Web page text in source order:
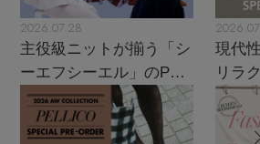
ジャケット
ニット
コート
レインシューズ
ブーツ
ハンドバッグ
財布・小物
ボディバッグ・ウェストポーチ
スマートフォンケース・タブレ
アイウェア
バングル・ブレスレット
リング
インナー
ウェア
シューズ
CONTENTS
2026.07.28
主役級ニットが揃う「シ
ーエフシーエル」のPOP
UPがスタート
現代
リラ
ンク